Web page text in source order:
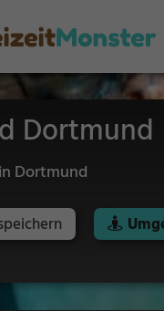
Dortmund
Dortmund